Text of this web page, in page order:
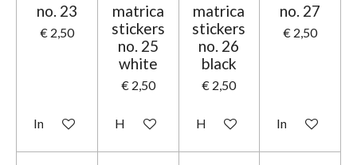
no. 23
€ 2,50
In winkelwagen
matrica
stickers
no. 25
white
€ 2,50
Houd mij op de hoogte
matrica
stickers
no. 26
black
€ 2,50
Houd mij op de hoogte
no. 27
€ 2,50
In